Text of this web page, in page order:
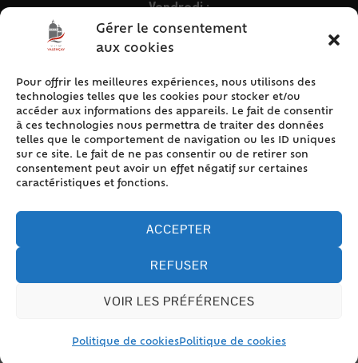
Gérer le consentement
aux cookies
Pour offrir les meilleures expériences, nous utilisons des
technologies telles que les cookies pour stocker et/ou
accéder aux informations des appareils. Le fait de consentir
à ces technologies nous permettra de traiter des données
telles que le comportement de navigation ou les ID uniques
sur ce site. Le fait de ne pas consentir ou de retirer son
consentement peut avoir un effet négatif sur certaines
caractéristiques et fonctions.
ACCEPTER
REFUSER
VOIR LES PRÉFÉRENCES
Politique de cookiesPolitique de cookies
Vendredi :
9h – 12h & 13h30 – 16h30
ACCÈS RAPIDE
Accueil
Contact
Plan du site
Mentions légales
Politique de cookies (UE)
collectivités & GRC/GRU)